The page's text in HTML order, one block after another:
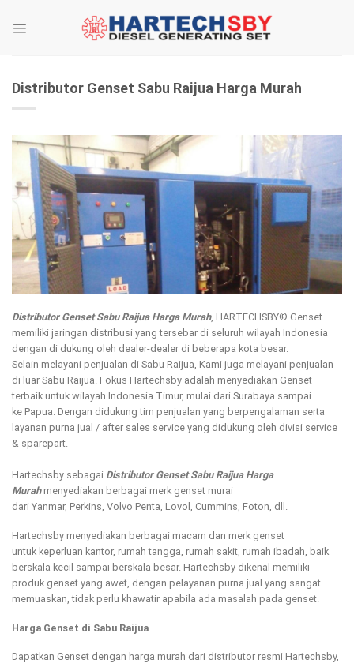
Distributor Genset Sabu Raijua Harga Murah
Distributor Genset Sabu Raijua Harga Murah, HARTECHSBY® Genset
memiliki jaringan distribusi yang tersebar di seluruh wilayah Indonesia
dengan di dukung oleh dealer-dealer di beberapa kota besar.
Selain melayani penjualan di Sabu Raijua, Kami juga melayani penjualan
di luar Sabu Raijua. Fokus Hartechsby adalah menyediakan Genset
terbaik untuk wilayah Indonesia Timur, mulai dari Surabaya sampai
ke Papua. Dengan didukung tim penjualan yang berpengalaman serta
layanan purna jual / after sales service yang didukung oleh divisi service
& sparepart.
Hartechsby sebagai Distributor Genset Sabu Raijua Harga
Murahmenyediakan berbagai merk genset murai
dari Yanmar, Perkins, Volvo Penta, Lovol, Cummins, Foton, dll.
Hartechsby menyediakan berbagai macam dan merk genset
untuk keperluan kantor, rumah tangga, rumah sakit, rumah ibadah, baik
berskala kecil sampai berskala besar. Hartechsby dikenal memiliki
produk genset yang awet, dengan pelayanan purna jual yang sangat
memuaskan, tidak perlu khawatir apabila ada masalah pada genset.
Harga Genset di Sabu Raijua
Dapatkan Genset dengan harga murah dari distributor resmi Hartechsby,